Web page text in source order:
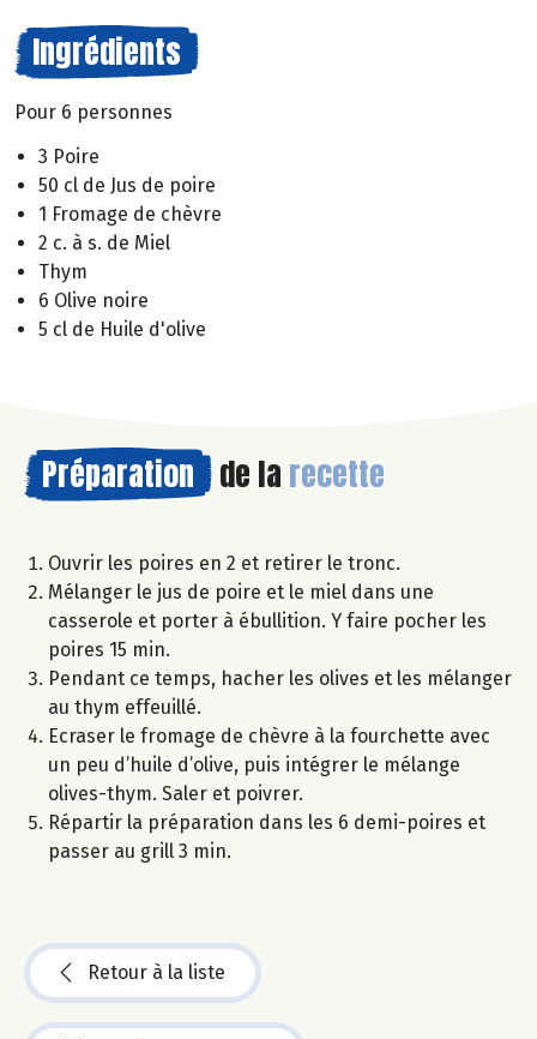
Ingrédients
Pour 6 personnes
3 Poire
50 cl de Jus de poire
1 Fromage de chèvre
2 c. à s. de Miel
Thym
6 Olive noire
5 cl de Huile d'olive
Préparation de la recette
Ouvrir les poires en 2 et retirer le tronc.
Mélanger le jus de poire et le miel dans une
casserole et porter à ébullition. Y faire pocher les
poires 15 min.
Pendant ce temps, hacher les olives et les mélanger
au thym effeuillé.
Ecraser le fromage de chèvre à la fourchette avec
un peu d’huile d’olive, puis intégrer le mélange
olives-thym. Saler et poivrer.
Répartir la préparation dans les 6 demi-poires et
passer au grill 3 min.
Retour à la liste